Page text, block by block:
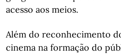
acesso aos meios.
Além do reconhecimento
cinema na formação do